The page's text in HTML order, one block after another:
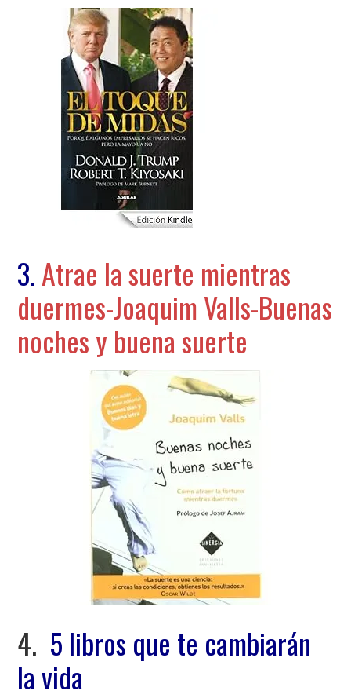
3.Atrae la suerte mientras
duermes-Joaquim Valls-Buenas
noches y buena suerte
4. 5 libros que te cambiarán
la vida